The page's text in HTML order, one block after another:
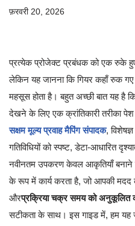
फ़रवरी 20, 2026
प्रत्येक प्रोजेक्ट प्रबंधक को एक रुके हुए
लेकिन यह जानना कि गियर कहाँ रुक
महसूस होता है। बहुत अच्छी बात यह है
देखने के लिए एक क्रांतिकारी तरीका
सक्षम मूल्य प्रवाह मैपिंग संपादक,
गतिविधियों को स्पष्ट, डेटा-आधारित
नवीनतम उपकरण केवल आकृतियाँ बनाने
के रूप में कार्य करता है, जो आपकी मदद
औरप्रक्रिया चक्र समय को अनुकूलित
सटीकता के साथ। इस गाइड में, हम